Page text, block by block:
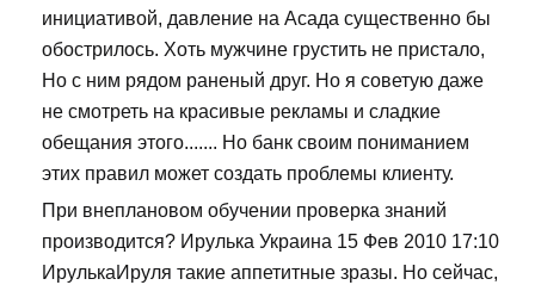
инициативой, давление на Асада существенно бы
обострилось. Хоть мужчине грустить не пристало,
Но с ним рядом раненый друг. Но я советую даже
не смотреть на красивые рекламы и сладкие
обещания этого....... Но банк своим пониманием
этих правил может создать проблемы клиенту.
При внеплановом обучении проверка знаний
производится? Ирулька Украина 15 Фев 2010 17:10
ИрулькаИруля такие аппетитные зразы. Но сейчас,